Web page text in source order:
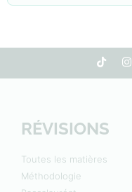
RÉVISIONS
Toutes les matières
Méthodologie